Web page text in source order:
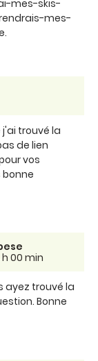
mes-skis-
mes-
trouvé la
de lien
vos
bonne
h 00 min
ayez trouvé la
Bonne